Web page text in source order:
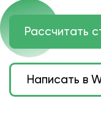
Рассчитать
Написать в